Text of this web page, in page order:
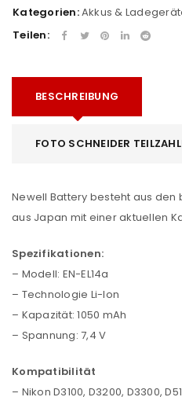
Kategorien:Akkus &
Teilen:
BESCHREIBUNG
FOTO SCHNEIDER
Newell Battery besteht aus
aus Japan mit einer aktuellen
Spezifikationen:
– Modell: EN-EL14a
– Technologie Li-Ion
– Kapazität: 1050 mAh
– Spannung: 7,4 V
Kompatibilität
– Nikon D3100, D3200, D3300,